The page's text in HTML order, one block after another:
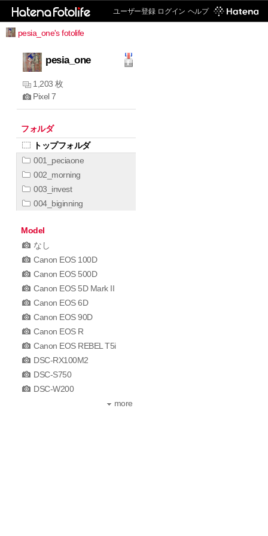
ユーザー登録 ログイン ヘルプ
pesia_one's fotolife
pesia_one
1,203 枚
Pixel 7
フォルダ
トップフォルダ
001_peciaone
002_morning
003_invest
004_biginning
Model
なし
Canon EOS 100D
Canon EOS 500D
Canon EOS 5D Mark II
Canon EOS 6D
Canon EOS 90D
Canon EOS R
Canon EOS REBEL T5i
DSC-RX100M2
DSC-S750
DSC-W200
more